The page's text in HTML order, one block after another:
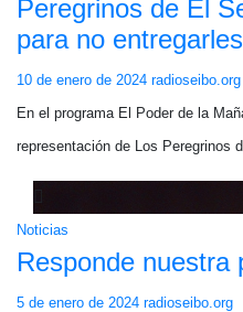
Peregrinos de El
para no
10 de enero de 2024 radioseibo.org
En el programa El Poder de la
representación de Los Peregrinos
Noticias
Responde nuestra
5 de enero de 2024 radioseibo.org